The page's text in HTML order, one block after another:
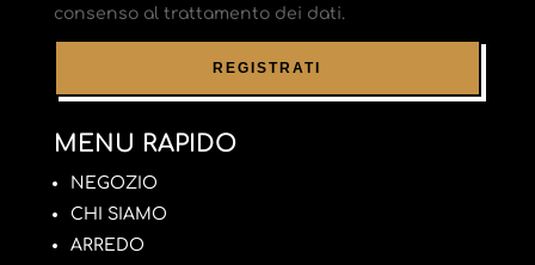
consenso al trattamento dei dati.
MENU RAPIDO
NEGOZIO
CHI SIAMO
ARREDO